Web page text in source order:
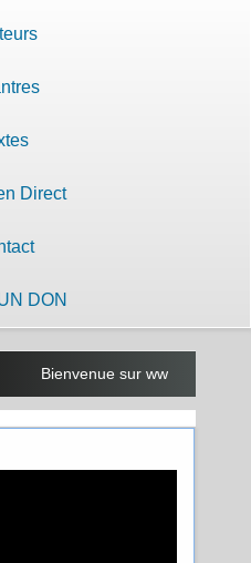
Direct
DON
Bienvenue sur